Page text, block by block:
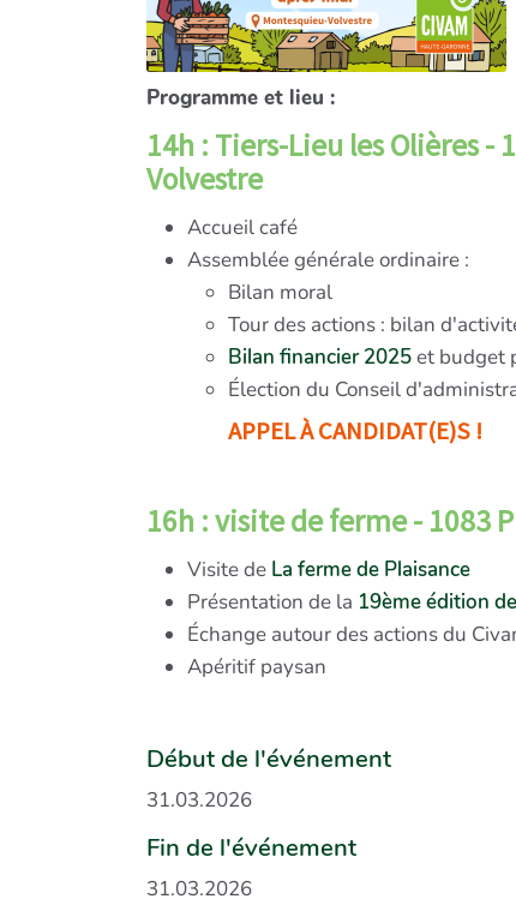
Programme et lieu :
14h : Tiers-Lieu les Olières -
Volvestre
Accueil café
Assemblée générale ordinaire :
Bilan moral
Tour des actions : bilan
Bilan financier 2025et budget
Élection du Conseil
APPEL À CANDIDAT(E)S !
16h : visite de ferme - 1083
Visite de La ferme de Plaisance
Présentation de la 19ème édition
Échange autour des actions du
Apéritif paysan
Début de l'événement
31.03.2026
Fin de l'événement
31.03.2026